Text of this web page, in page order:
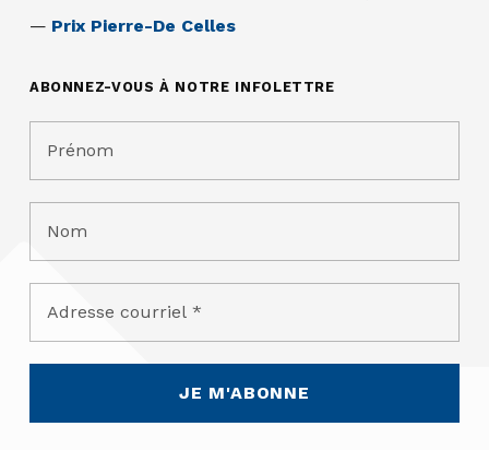
Prix Pierre-De Celles
ABONNEZ-VOUS À NOTRE INFOLETTRE